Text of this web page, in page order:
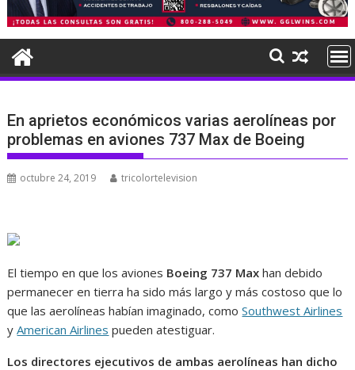
En aprietos económicos varias aerolíneas por
problemas en aviones 737 Max de Boeing
octubre 24, 2019 tricolortelevision
El tiempo en que los aviones Boeing 737 Max han debido
permanecer en tierra ha sido más largo y más costoso que lo
que las aerolíneas habían imaginado, comoSouthwest Airlines
yAmerican Airlines pueden atestiguar.
Los directores ejecutivos de ambas aerolíneas han dicho